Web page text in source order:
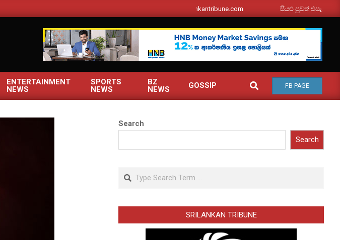
srilankantribune.com සියළු පුවත් එසැනින් ඔබ
Primary
Menu
ENTERTAINMENT
NEWS
SPORTS
NEWS
BZ
NEWS
GOSSIP SEARCH
FB PAGE
Search
Search
Search
SRILANKAN TRIBUNE